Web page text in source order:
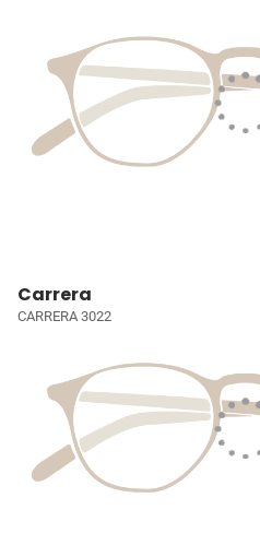
Carrera
CARRERA 3022